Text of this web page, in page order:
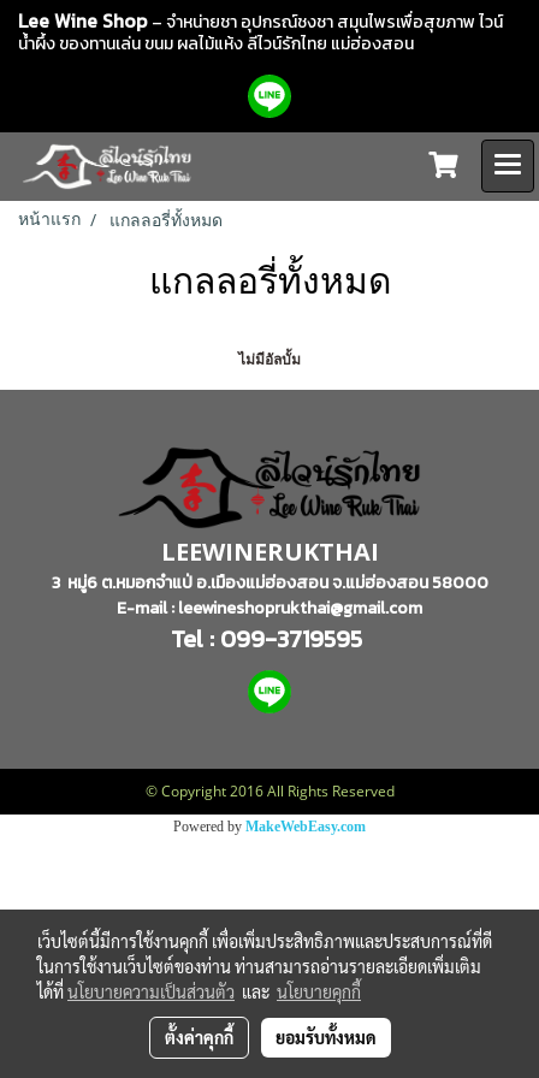
Lee Wine Shop– จำหน่ายชา อุปกรณ์ชงชา สมุนไพรเพื่อสุขภาพ ไวน์
น้ำผึ้ง ของทานเล่น ขนม ผลไม้แห้งลีไวน์รักไทย แม่ฮ่องสอน
หน้าแรก แกลลอรี่ทั้งหมด
แกลลอรี่ทั้งหมด
ไม่มีอัลบั้ม
LEEWINERUKTHAI
3 หมู่6 ต.หมอกจำแป่ อ.เมืองแม่ฮ่องสอน จ.แม่ฮ่องสอน 58000
E-mail : leewineshoprukthai@gmail.com
Tel : 099-3719595
© Copyright 2016 All Rights Reserved
Powered by MakeWebEasy.com
เว็บไซต์นี้มีการใช้งานคุกกี้ เพื่อเพิ่มประสิทธิภาพและประสบการณ์ที่ดี
ในการใช้งานเว็บไซต์ของท่าน ท่านสามารถอ่านรายละเอียดเพิ่มเติม
ได้ที่นโยบายความเป็นส่วนตัว และ นโยบายคุกกี้
ตั้งค่าคุกกี้ ยอมรับทั้งหมด